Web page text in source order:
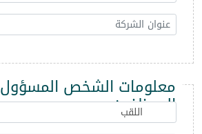
معلومات الشخص
الموظفين